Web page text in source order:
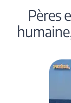
Accueil
Pères